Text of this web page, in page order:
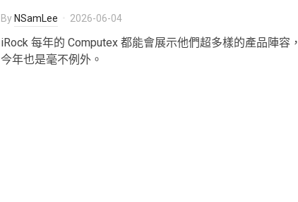
By NSamLee 2026-06-04
iRock 每年的 Computex 都能會展示他們超多樣的產品陣容，
今年也是毫不例外。